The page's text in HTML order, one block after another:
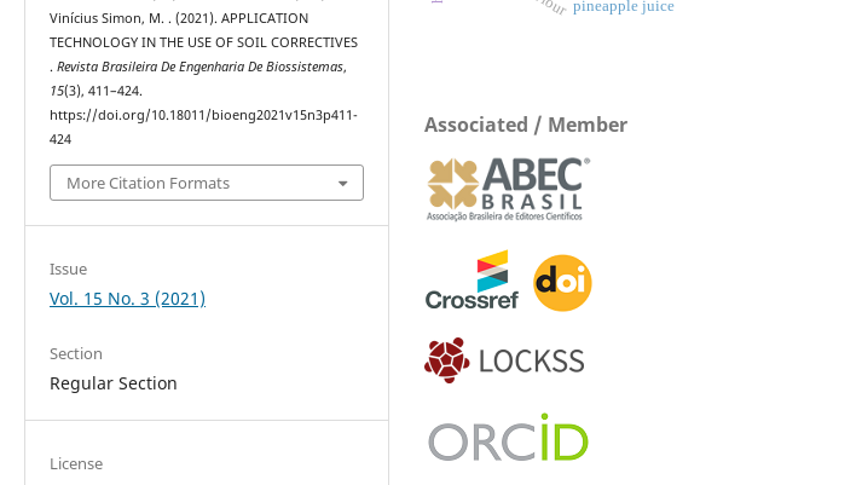
Vinícius Simon, M. . (2021). APPLICATION
TECHNOLOGY IN THE USE OF SOIL CORRECTIVES
.Revista Brasileira De Engenharia De Biossistemas,
15(3), 411–424.
https://doi.org/10.18011/bioeng2021v15n3p411-
424
More Citation Formats
Issue
Vol. 15 No. 3 (2021)
Section
Regular Section
License
pineapple juice
Associated / Member